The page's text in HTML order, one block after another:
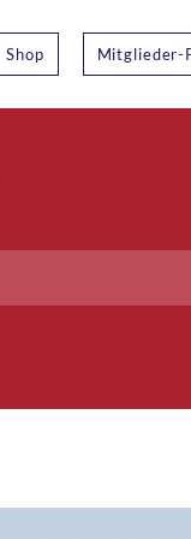
Shop Mitglieder-